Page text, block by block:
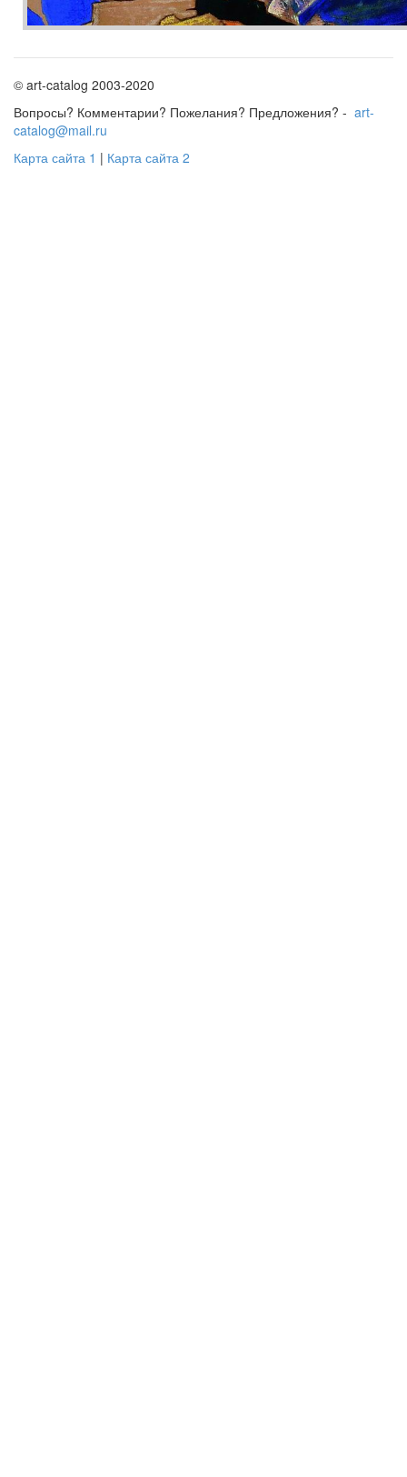
© art-catalog 2003-2020
Вопросы? Комментарии? Пожелания? Предложения? - art-
catalog@mail.ru
Карта сайта 1 | Карта сайта 2